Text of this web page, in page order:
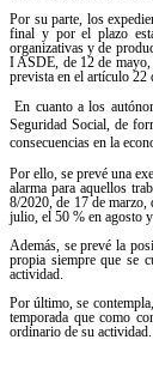
Por su parte, los
final y por el plazo
organizativas y de
I ASDE, de 12 de mayo,
prevista en el artículo 22
En cuanto a los
Seguridad Social, de
consecuencias en la
Por ello, se prevé una
alarma para aquellos
8/2020, de 17 de marzo,
julio, el 50 % en agosto
Además, se prevé la
propia siempre que se
actividad.
Por último, se
temporada que como
ordinario de su actividad.